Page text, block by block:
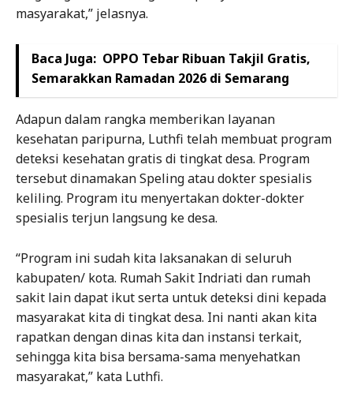
masyarakat,” jelasnya.
Baca Juga: OPPO Tebar Ribuan Takjil Gratis,
Semarakkan Ramadan 2026 di Semarang
Adapun dalam rangka memberikan layanan
kesehatan paripurna, Luthfi telah membuat program
deteksi kesehatan gratis di tingkat desa. Program
tersebut dinamakan Speling atau dokter spesialis
keliling. Program itu menyertakan dokter-dokter
spesialis terjun langsung ke desa.
“Program ini sudah kita laksanakan di seluruh
kabupaten/ kota. Rumah Sakit Indriati dan rumah
sakit lain dapat ikut serta untuk deteksi dini kepada
masyarakat kita di tingkat desa. Ini nanti akan kita
rapatkan dengan dinas kita dan instansi terkait,
sehingga kita bisa bersama-sama menyehatkan
masyarakat,” kata Luthfi.